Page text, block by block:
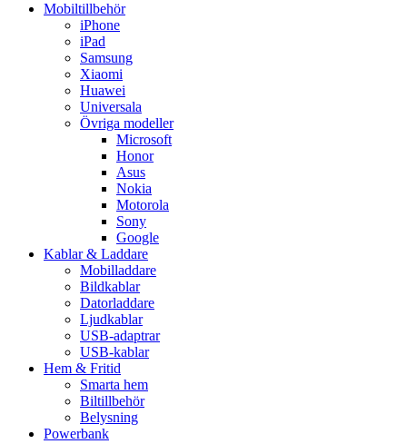
Mobiltillbehör
iPhone
iPad
Samsung
Xiaomi
Huawei
Universala
Övriga modeller
Microsoft
Honor
Asus
Nokia
Motorola
Sony
Google
Kablar & Laddare
Mobilladdare
Bildkablar
Datorladdare
Ljudkablar
USB-adaptrar
USB-kablar
Hem & Fritid
Smarta hem
Biltillbehör
Belysning
Powerbank